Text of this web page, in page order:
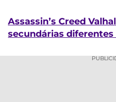
Assassin’s Creed
secundárias diferentes